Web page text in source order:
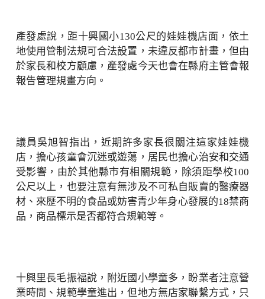
產發處說，距十興國小130公尺的娃娃機店面，依土
地使用管制法規可合法設置，未違反都市計畫，但由
於家長和校方顧慮，產發處今天也會在縣府主管會報
報告管理規畫方向。
議員吳旭智指出，近期許多家長很關注這家娃娃機
店，擔心孩童會沉迷或遊蕩，居民也擔心治安和交通
受影響，由於其他縣市有相關規範，除須距學校100
公尺以上，也要注意有無涉及不可私自販賣的醫療器
材、來歷不明的食品或妨害青少年身心發展的18禁商
品，商品標示是否都符合規範等。
十興里長毛振福說，附近國小學童多，盼業者注意營
業時間、規範學童進出，但地方無店家聯繫方式，只